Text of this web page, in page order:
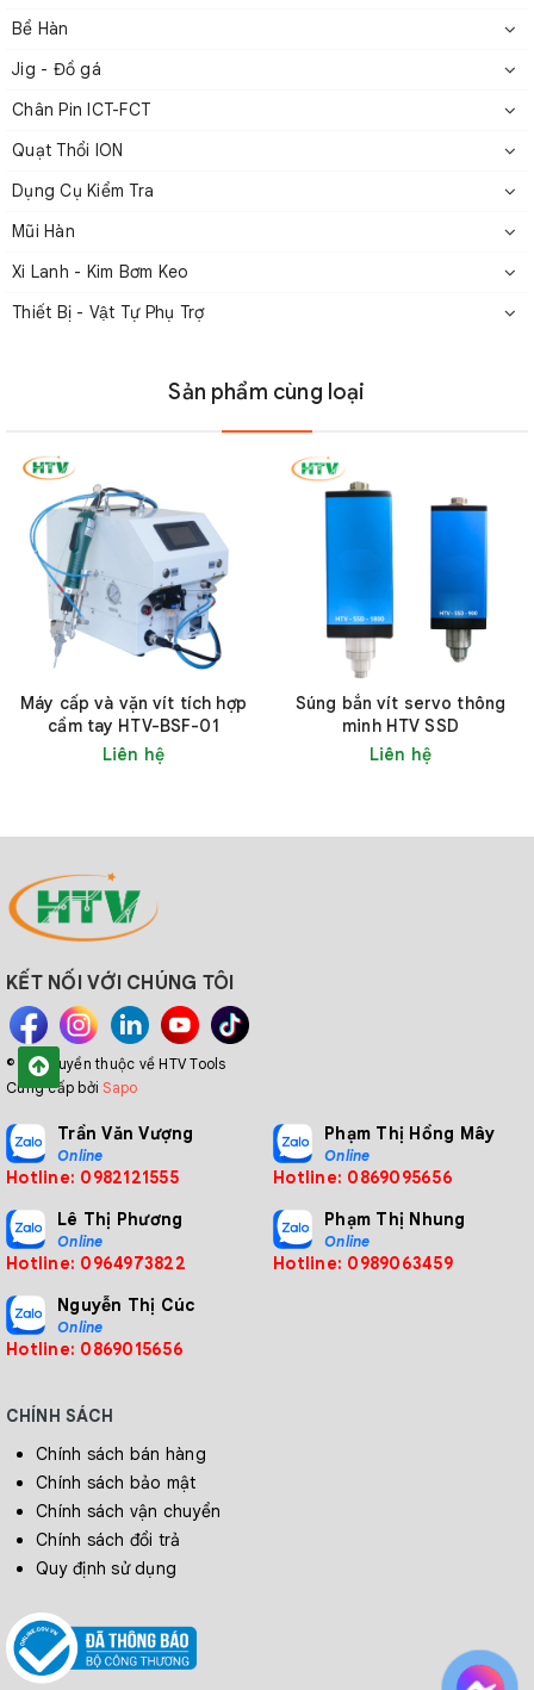
Phụ kiện đi kèm: Hướng dẫn vận hành, Bộ đổi nguồn AC, cờ
3. Đường kính trục vít được hỗ trợ
4. Mua Máy Cấp Vít Tự Động
OHTAKE OM-26M chính hãng ở đâu?
Công ty Cổ phần Công nghiệp và Thương mại HTV Việt Nam
tự hào là đơn vị cung cấp Máy cấp vít tự động OHTAKE
pháp tối ưu cho dây chuyền sản xuất giúp doanh nghiệp
tăng năng suất, nâng cao chất lượng sản phẩm, giảm thiểu
Bể Hàn
Jig - Đồ gá
Chân Pin ICT-FCT
Quạt Thổi ION
Dụng Cụ Kiểm Tra
Mũi Hàn
Xi Lanh - Kim Bơm Keo
Thiết Bị - Vật Tự Phụ Trợ
Sản phẩm cùng loại
Máy cấp và vặn vít tích hợp
cầm tay HTV-BSF-01
Liên hệ
Súng bắn vít servo thông
minh HTV SSD
Liên hệ
KẾT NỐI VỚI CHÚNG TÔI
© Bản quyền thuộc về HTV Tools
Cung cấp bởiSapo
Trần Văn Vượng
Online
Hotline: 0982121555
Phạm Thị Hồng Mây
Online
Hotline: 0869095656
Lê Thị Phương
Online
Hotline: 0964973822
Phạm Thị Nhung
Online
Hotline: 0989063459
Nguyễn Thị Cúc
Online
Hotline: 0869015656
CHÍNH SÁCH
Chính sách bán hàng
Chính sách bảo mật
Chính sách vận chuyển
Chính sách đổi trả
Quy định sử dụng